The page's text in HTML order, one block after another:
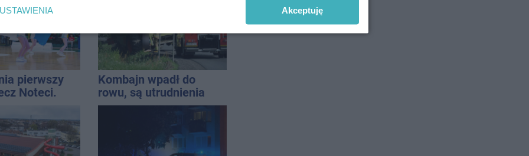
pierwszy
Noteci.
Kombajn wpadł do
rowu, są utrudnienia
USTAWIENIA Akceptuję